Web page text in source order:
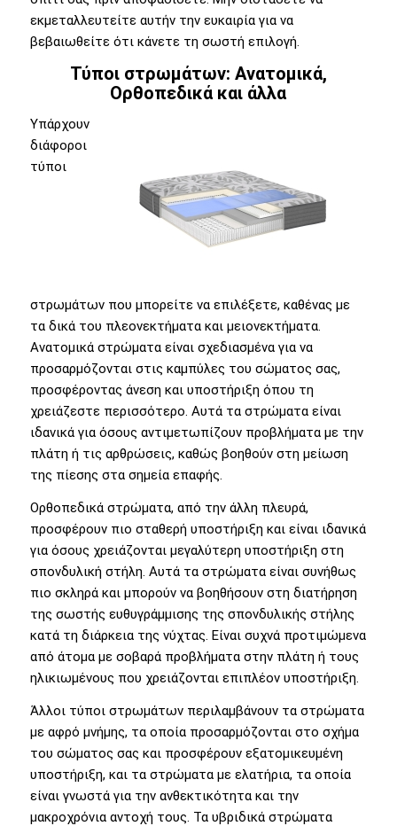
εκμεταλλευτείτε αυτήν την ευκαιρία για να
βεβαιωθείτε ότι κάνετε τη σωστή επιλογή.
Τύποι στρωμάτων: Ανατομικά,
Ορθοπεδικά και άλλα
Υπάρχουν
διάφοροι
τύποι
στρωμάτων που μπορείτε να επιλέξετε, καθένας με
τα δικά του πλεονεκτήματα και μειονεκτήματα.
Ανατομικά στρώματα είναι σχεδιασμένα για να
προσαρμόζονται στις καμπύλες του σώματος σας,
προσφέροντας άνεση και υποστήριξη όπου τη
χρειάζεστε περισσότερο. Αυτά τα στρώματα είναι
ιδανικά για όσους αντιμετωπίζουν προβλήματα με την
πλάτη ή τις αρθρώσεις, καθώς βοηθούν στη μείωση
της πίεσης στα σημεία επαφής.
Ορθοπεδικά στρώματα, από την άλλη πλευρά,
προσφέρουν πιο σταθερή υποστήριξη και είναι ιδανικά
για όσους χρειάζονται μεγαλύτερη υποστήριξη στη
σπονδυλική στήλη. Αυτά τα στρώματα είναι συνήθως
πιο σκληρά και μπορούν να βοηθήσουν στη διατήρηση
της σωστής ευθυγράμμισης της σπονδυλικής στήλης
κατά τη διάρκεια της νύχτας. Είναι συχνά προτιμώμενα
από άτομα με σοβαρά προβλήματα στην πλάτη ή τους
ηλικιωμένους που χρειάζονται επιπλέον υποστήριξη.
Άλλοι τύποι στρωμάτων περιλαμβάνουν τα στρώματα
με αφρό μνήμης, τα οποία προσαρμόζονται στο σχήμα
του σώματος σας και προσφέρουν εξατομικευμένη
υποστήριξη, και τα στρώματα με ελατήρια, τα οποία
είναι γνωστά για την ανθεκτικότητα και την
μακροχρόνια αντοχή τους. Τα υβριδικά στρώματα